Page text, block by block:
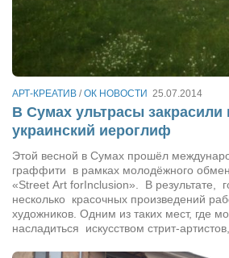
Врач
Косметологическое
городская клиническая
Оптика — Медтехника
Тенториум -центр
Кафе, клубы, рестораны
«Винегрет» —
«ЧАЙ — КАВА»
Магазины
АРТ-КРЕАТИВ /ОК НОВОСТИ 25.07.2014
В Сумах ультрасы закрасили
украинский иероглиф
Этой весной в Сумах прошёл
граффити в рамках молодёжного
«Street Art forInclusion». В результате,
несколько красочных произведений
художников. Одним из таких мест, где
насладиться искусством стрит-